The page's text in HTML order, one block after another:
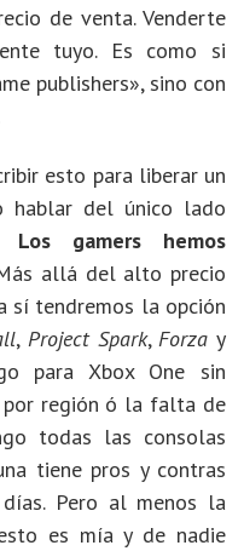
de venta. Venderte
tuyo. Es como si
publishers», sino con
esto para liberar un
hablar del único lado
Los gamers hemos
allá del alto precio
sí tendremos la opción
, Project Spark,Forza y
para Xbox One sin
por región ó la falta de
todas las consolas
tiene pros y contras
Pero al menos la
es mía y de nadie